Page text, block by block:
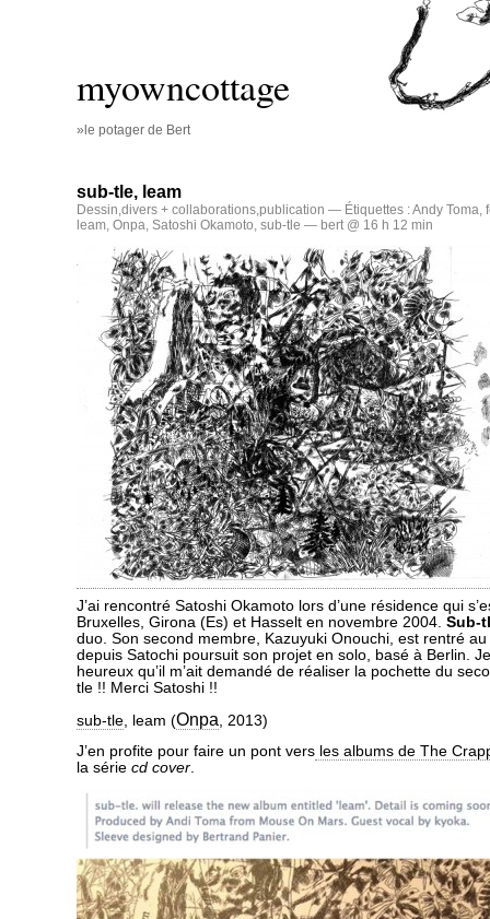
myowncottage
»le potager de Bert
sub-tle, leam
Dessin,divers + collaborations,publication — Étiquettes :Andy Toma,
leam, Onpa, Satoshi Okamoto, sub-tle — bert @ 16 h 12 min
J’ai rencontré Satoshi Okamoto lors d’une résidence qui
Bruxelles, Girona (Es) et Hasselt en novembre 2004. Sub-
duo. Son second membre, Kazuyuki Onouchi, est rentré
depuis Satochi poursuit son projet en solo, basé à Berlin.
heureux qu’il m’ait demandé de réaliser la pochette du
tle !! Merci Satoshi !!
sub-tle, leam (Onpa, 2013)
J’en profite pour faire un pont vers les albums de The
la série cd cover.